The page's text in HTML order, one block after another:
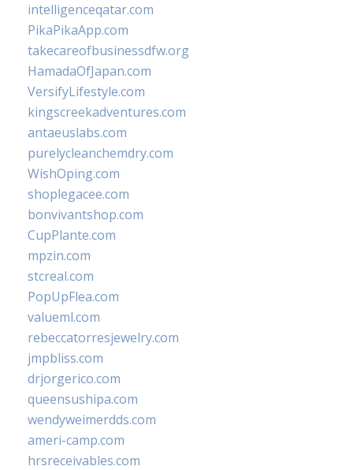
intelligenceqatar.com
PikaPikaApp.com
takecareofbusinessdfw.org
HamadaOfJapan.com
VersifyLifestyle.com
kingscreekadventures.com
antaeuslabs.com
purelycleanchemdry.com
WishOping.com
shoplegacee.com
bonvivantshop.com
CupPlante.com
mpzin.com
stcreal.com
PopUpFlea.com
valueml.com
rebeccatorresjewelry.com
jmpbliss.com
drjorgerico.com
queensushipa.com
wendyweimerdds.com
ameri-camp.com
hrsreceivables.com